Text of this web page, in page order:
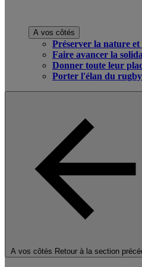
A vos côtés
Préserver la nature et
Faire avancer la
Donner toute leur
Porter l'élan du
A vos côtés Retour à la section